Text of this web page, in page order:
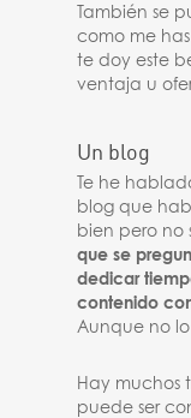
También se
como me
te doy este
ventaja u
Un blog
Te he
blog que
bien pero no
que se
dedicar
contenido
Aunque no
Hay muchos
puede ser